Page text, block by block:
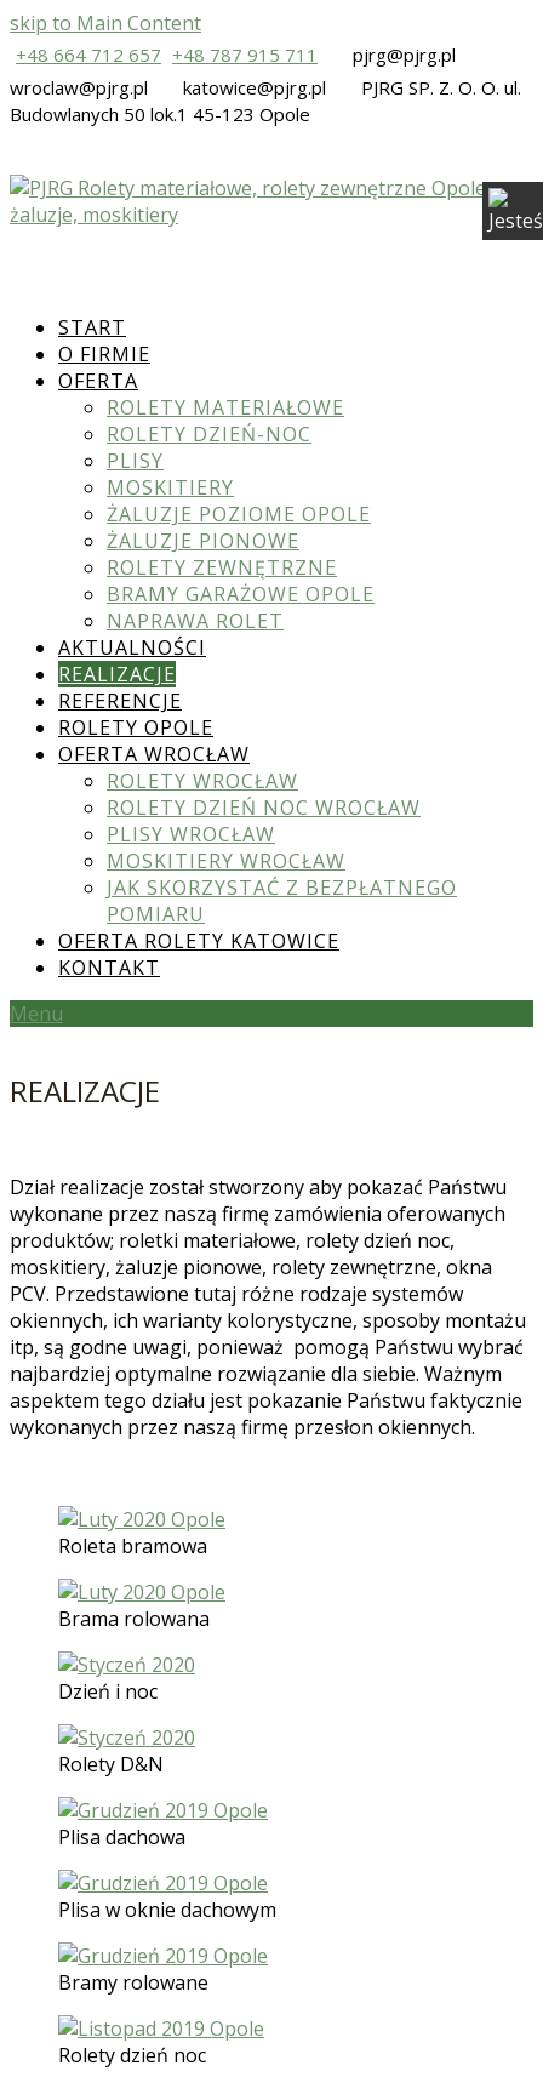
skip to Main Content
+48 664 712 657 +48 787 915 711
pjrg@pjrg.pl
wroclaw@pjrg.pl
katowice@pjrg.pl
PJRG SP. Z. O. O. ul.
Budowlanych 50 lok.1 45-123 Opole
START
O FIRMIE
OFERTA
ROLETY MATERIAŁOWE
ROLETY DZIEŃ-NOC
PLISY
MOSKITIERY
ŻALUZJE POZIOME OPOLE
ŻALUZJE PIONOWE
ROLETY ZEWNĘTRZNE
BRAMY GARAŻOWE OPOLE
NAPRAWA ROLET
AKTUALNOŚCI
REALIZACJE
REFERENCJE
ROLETY OPOLE
OFERTA WROCŁAW
ROLETY WROCŁAW
ROLETY DZIEŃ NOC WROCŁAW
PLISY WROCŁAW
MOSKITIERY WROCŁAW
JAK SKORZYSTAĆ Z BEZPŁATNEGO
POMIARU
OFERTA ROLETY KATOWICE
KONTAKT
Menu
REALIZACJE
Dział realizacje został stworzony aby pokazać Państwu
wykonane przez naszą firmę zamówienia oferowanych
produktów; roletki materiałowe, rolety dzień noc,
moskitiery, żaluzje pionowe, rolety zewnętrzne, okna
PCV. Przedstawione tutaj różne rodzaje systemów
okiennych, ich warianty kolorystyczne, sposoby montażu
itp, są godne uwagi, ponieważ pomogą Państwu wybrać
najbardziej optymalne rozwiązanie dla siebie. Ważnym
aspektem tego działu jest pokazanie Państwu faktycznie
wykonanych przez naszą firmę przesłon okiennych.
Roleta bramowa
Brama rolowana
Dzień i noc
Rolety D&N
Plisa dachowa
Plisa w oknie dachowym
Bramy rolowane
Rolety dzień noc